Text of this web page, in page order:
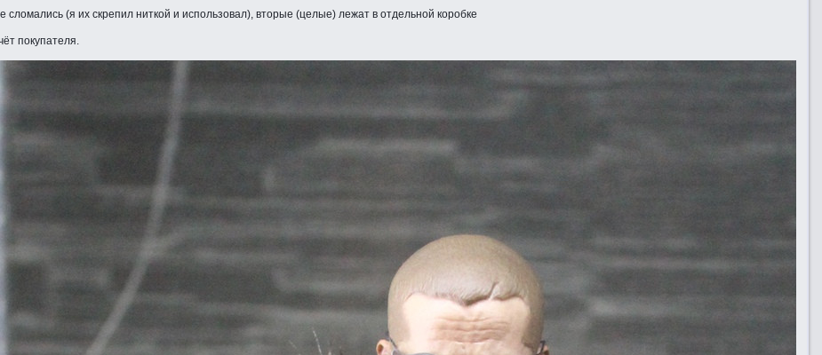
сломались (я их скрепил ниткой и использовал), вторые (целые) лежат в отдельной коробке
покупателя.